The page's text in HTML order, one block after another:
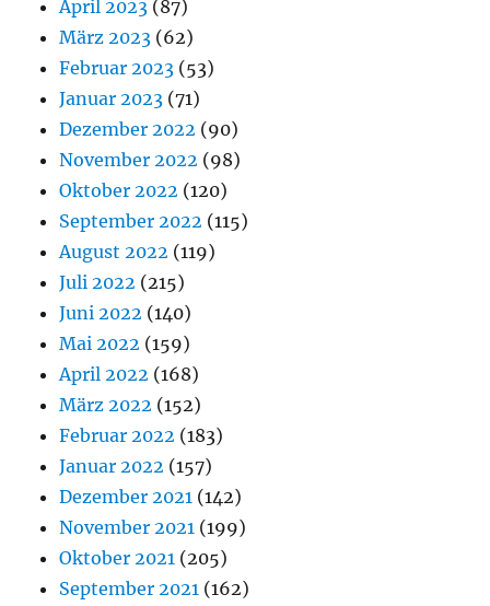
April 2023 (87)
März 2023 (62)
Februar 2023 (53)
Januar 2023 (71)
Dezember 2022 (90)
November 2022 (98)
Oktober 2022 (120)
September 2022 (115)
August 2022 (119)
Juli 2022 (215)
Juni 2022 (140)
Mai 2022 (159)
April 2022 (168)
März 2022 (152)
Februar 2022 (183)
Januar 2022 (157)
Dezember 2021 (142)
November 2021 (199)
Oktober 2021 (205)
September 2021 (162)